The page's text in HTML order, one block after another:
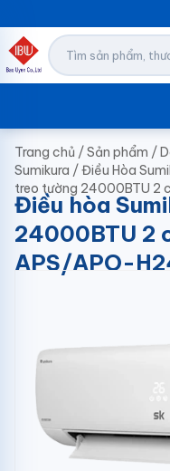
Trang chủ /Sản phẩm /
Sumikura /Điều Hòa
treo tường 24000BTU 2
Điều hòa
24000BTU 2
APS/APO-